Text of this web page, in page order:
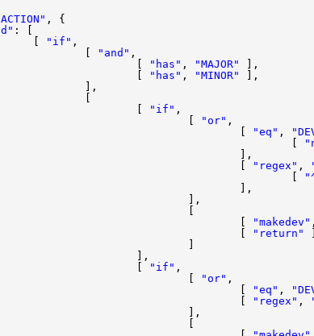
,
:
[
"if"
[
"and"
[
"has" , "MAJOR"
],
[
"has" , "MINOR"
[
"if"
[
"or"
[
"eq" ,
[
[
"regex" ,
[
[
"makedev"
[
"return"
[
"if"
[
"or"
[
"eq" ,
[
"regex" ,
[